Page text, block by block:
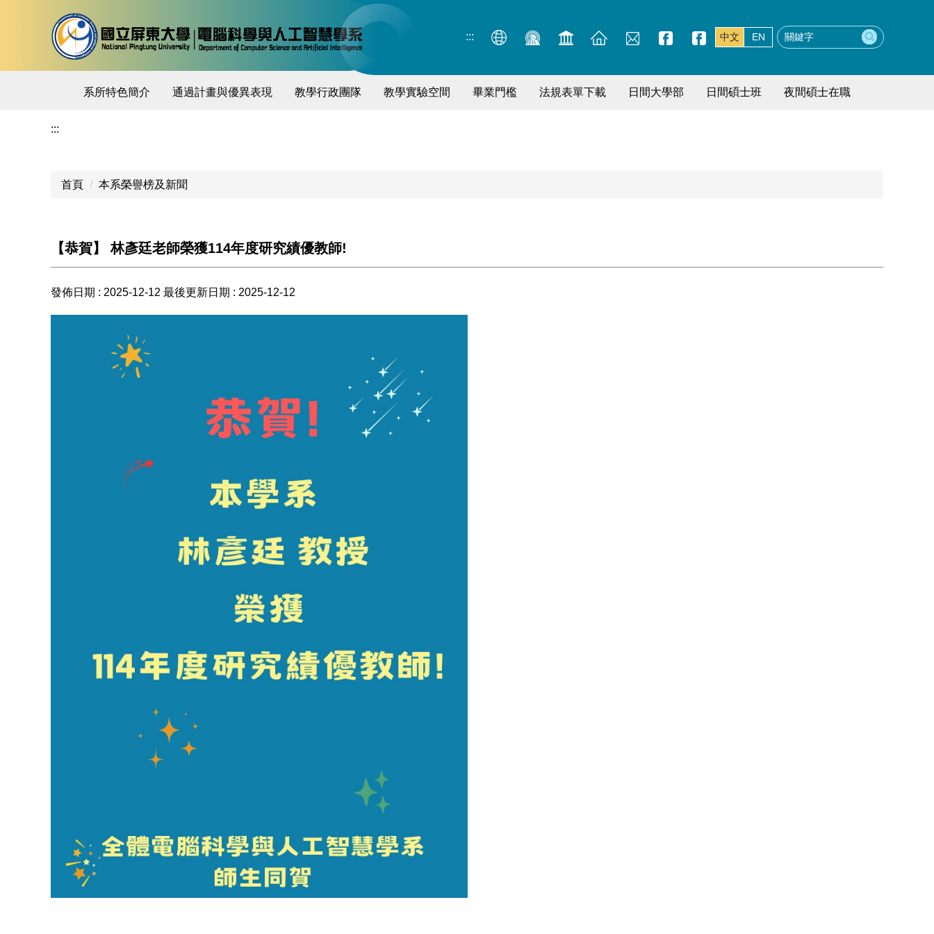
::: 中文 EN
系所特色簡介 通過計畫與優異表現 教學行政團隊 教學實驗空間 畢業門檻 法規表單下載 日間大學部 日間碩士班 夜間碩士在職
:::
首頁 本系榮譽榜及新聞
【恭賀】 林彥廷老師榮獲114年度研究績優教師!
發佈日期 : 2025-12-12 最後更新日期 : 2025-12-12